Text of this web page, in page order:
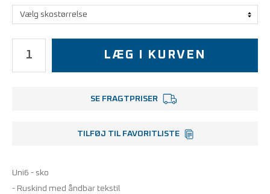
LÆG I KURVEN
SE FRAGTPRISER
TILFØJ TIL FAVORITLISTE
Uni6 - sko
- Ruskind med åndbar tekstil